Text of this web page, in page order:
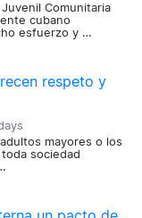
Comunitaria
cubano
esfuerzo y …
respeto y
mayores o los
sociedad